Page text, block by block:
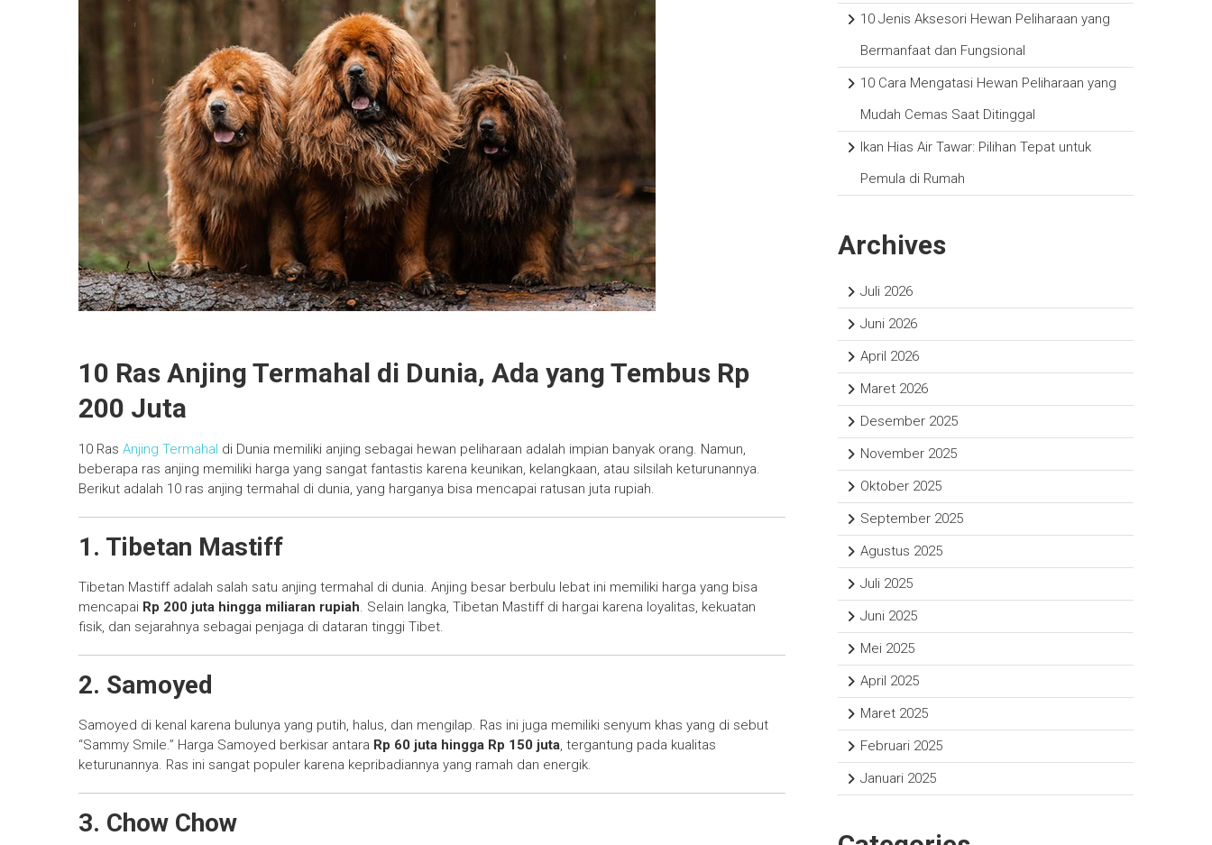
10 Ras Anjing Termahal di Dunia, Ada yang Tembus Rp
200 Juta
10 Ras Anjing Termahal di Dunia memiliki anjing sebagai hewan peliharaan adalah impian banyak orang. Namun,
beberapa ras anjing memiliki harga yang sangat fantastis karena keunikan, kelangkaan, atau silsilah keturunannya.
Berikut adalah 10 ras anjing termahal di dunia, yang harganya bisa mencapai ratusan juta rupiah.
1. Tibetan Mastiff
Tibetan Mastiff adalah salah satu anjing termahal di dunia. Anjing besar berbulu lebat ini memiliki harga yang bisa
mencapai Rp 200 juta hingga miliaran rupiah. Selain langka, Tibetan Mastiff di hargai karena loyalitas, kekuatan
fisik, dan sejarahnya sebagai penjaga di dataran tinggi Tibet.
2. Samoyed
Samoyed di kenal karena bulunya yang putih, halus, dan mengilap. Ras ini juga memiliki senyum khas yang di sebut
“Sammy Smile.” Harga Samoyed berkisar antara Rp 60 juta hingga Rp 150 juta, tergantung pada kualitas
keturunannya. Ras ini sangat populer karena kepribadiannya yang ramah dan energik.
3. Chow Chow
10 Jenis Aksesori Hewan Peliharaan yang
Bermanfaat dan Fungsional
10 Cara Mengatasi Hewan Peliharaan yang
Mudah Cemas Saat Ditinggal
Ikan Hias Air Tawar: Pilihan Tepat untuk
Pemula di Rumah
Archives
Juli 2026
Juni 2026
April 2026
Maret 2026
Desember 2025
November 2025
Oktober 2025
September 2025
Agustus 2025
Juli 2025
Juni 2025
Mei 2025
April 2025
Maret 2025
Februari 2025
Januari 2025